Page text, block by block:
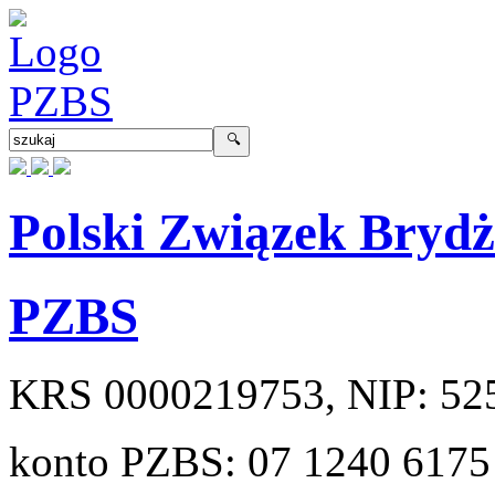
Polski Związek
PZBS
KRS 0000219753, NIP:
konto PZBS: 07 1240